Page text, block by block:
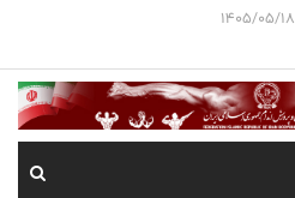
1405/05/18